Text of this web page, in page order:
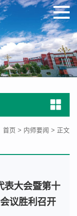
首页 > 内师要闻 > 正文
表大会暨第十
议胜利召开